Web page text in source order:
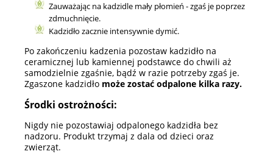
Zauważając na kadzidle mały płomień - zgaś je poprzez
zdmuchnięcie.
Kadzidło zacznie intensywnie dymić.
Po zakończeniu kadzenia pozostaw kadzidło na
ceramicznej lub kamiennej podstawce do chwili aż
samodzielnie zgaśnie, bądź w razie potrzeby zgaś je.
Zgaszone kadzidło może zostać odpalone kilka razy.
Środki ostrożności:
Nigdy nie pozostawiaj odpalonego kadzidła bez
nadzoru. Produkt trzymaj z dala od dzieci oraz
zwierząt.